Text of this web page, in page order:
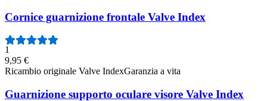
Cornice guarnizione frontale Valve Index
1
9,95 €
Ricambio originale Valve IndexGaranzia a vita
Guarnizione supporto oculare visore Valve Index